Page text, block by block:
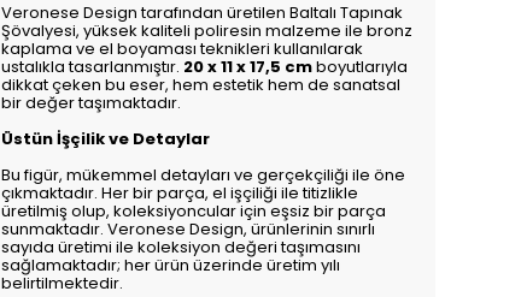
Veronese Design tarafından üretilen Baltalı Tapınak
Şövalyesi, yüksek kaliteli poliresin malzeme ile bronz
kaplama ve el boyaması teknikleri kullanılarak
ustalıkla tasarlanmıştır. 20 x 11 x 17,5 cmboyutlarıyla
dikkat çeken bu eser, hem estetik hem de sanatsal
bir değer taşımaktadır.
Üstün İşçilik ve Detaylar
Bu figür, mükemmel detayları ve gerçekçiliği ile öne
çıkmaktadır. Her bir parça, el işçiliği ile titizlikle
üretilmiş olup, koleksiyoncular için eşsiz bir parça
sunmaktadır. Veronese Design, ürünlerinin sınırlı
sayıda üretimi ile koleksiyon değeri taşımasını
sağlamaktadır; her ürün üzerinde üretim yılı
belirtilmektedir.